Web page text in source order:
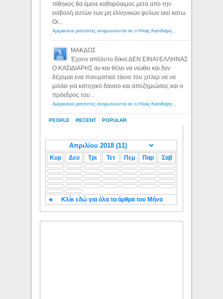
PEOPLE RECENT POPULAR
πίθηκος θα έμενε καθαρόαιμος μετα απο την
εισβολή αυτών των μη ελληνικών φυλων εκεί κατω.
Οι...
Αμερικανοί ρατσιστές αναρωτιούνται αν ο Ηλίας Κασιδιάρης ανήκει στη λευκή φυλή... - Λόγιος Ερμής
ΜΑΚΔΟΣ
Έχουν απόλυτο δίκιο ΔΕΝ ΕΙΝΑΙ ΕΛΛΗΝΑΣ
Ο ΚΑΣΙΔΙΑΡΗΣ αν και θέλει να νιώθει και δεν
δέχομαι ενα πνευματικό τέκνο του χιτλερ να να
μιλάει για κατοχικό δανειο και αποζημιώσεις και ο
πρόεδρος του...
Αμερικανοί ρατσιστές αναρωτιούνται αν ο Ηλίας Κασιδιάρης ανήκει στη λευκή φυλή... - Λόγιος Ερμής
Κυρ Δευ Τρι Τετ Πεμ Παρ Σαβ
◄ Κλίκ εδώ για όλα τα άρθρα του Μήνα